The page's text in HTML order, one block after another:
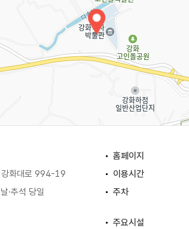
홈페이지
강화대로 994-19 이용시간
·추석 당일 주차
주요시설